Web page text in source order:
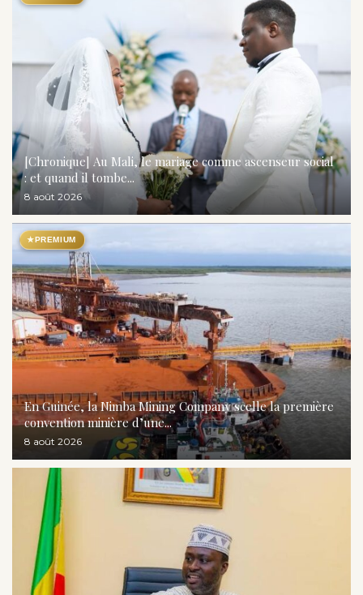
[Chronique] Au Mali, le mariage comme ascenseur social
: et quand il tombe...
8 août 2026
★PREMIUM
En Guinée, la Nimba Mining Company scelle la première
convention minière d’une...
8 août 2026